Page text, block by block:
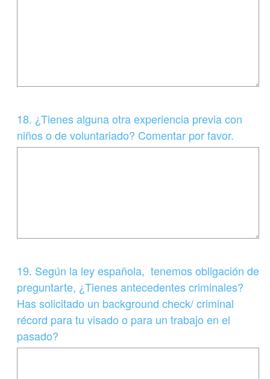
r
i
Question
Title
18. ¿Tienes alguna otra experiencia previa con
niños o de voluntariado? Comentar por favor.
Question
Title
19. Según la ley española, tenemos obligación de
preguntarte, ¿Tienes antecedentes criminales?
Has solicitado un background check/ criminal
récord para tu visado o para un trabajo en el
pasado?